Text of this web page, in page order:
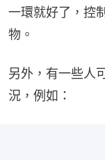
一環就好了，控
物。
另外，有一些人
況，例如：